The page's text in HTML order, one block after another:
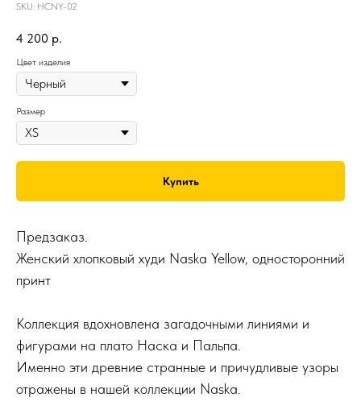
SKU: HCNY-02
4 200 р.
Цвет изделия
Размер
Купить
Предзаказ.
Женский хлопковый худи Naska Yellow, односторонний
принт
Коллекция вдохновлена загадочными линиями и
фигурами на плато Наска и Пальпа.
Именно эти древние странные и причудливые узоры
отражены в нашей коллекции Naska.